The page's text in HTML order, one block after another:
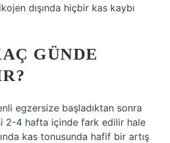
dışında hiçbir kas kaybı
GÜNDE
egzersize başladıktan sonra
2-4 hafta içinde fark edilir hale
kas tonusunda hafif bir artış